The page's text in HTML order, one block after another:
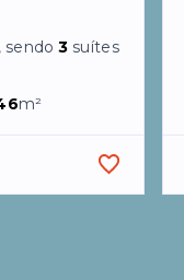
, sendo3 suítes
m²